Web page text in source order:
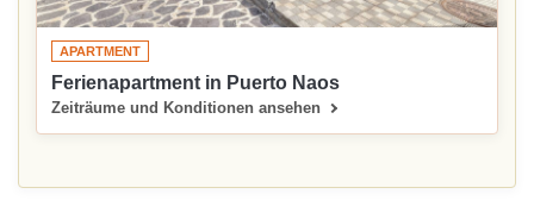
APARTMENT
Ferienapartment in Puerto Naos
Zeiträume und Konditionen ansehen